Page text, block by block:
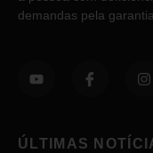
demandas pela
ÚLTIMAS